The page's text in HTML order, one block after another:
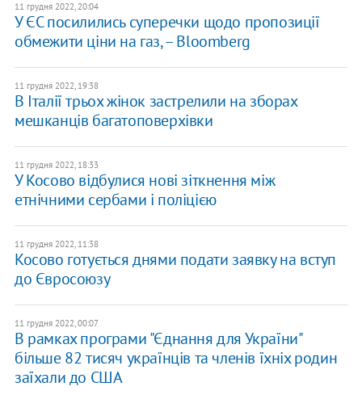
11 грудня 2022, 20:04
У ЄС посилились суперечки щодо пропозиції
обмежити ціни на газ, – Bloomberg
11 грудня 2022, 19:38
В Італії трьох жінок застрелили на зборах
мешканців багатоповерхівки
11 грудня 2022, 18:33
У Косово відбулися нові зіткнення між
етнічними сербами і поліцією
11 грудня 2022, 11:38
Косово готується днями подати заявку на вступ
до Євросоюзу
11 грудня 2022, 00:07
В рамках програми "Єднання для України"
більше 82 тисяч українців та членів їхніх родин
заїхали до США